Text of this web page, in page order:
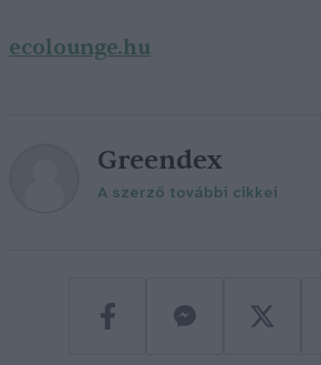
ecolounge.hu
Greendex
A szerző további cikkei